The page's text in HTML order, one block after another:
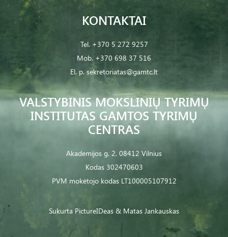
VALSTYBINIS MOKSLINIŲ TYRIMŲ
INSTITUTAS GAMTOS TYRIMŲ
CENTRAS
Akademijos g. 2, 08412 Vilnius
Kodas 302470603
PVM mokėtojo kodas LT100005107912
KONTAKTAI
Tel. +370 5 272 9257
Mob. +370 698 37 516
El. p. sekretoriatas@gamtc.lt
Sukurta PictureIDeas & Matas Jankauskas